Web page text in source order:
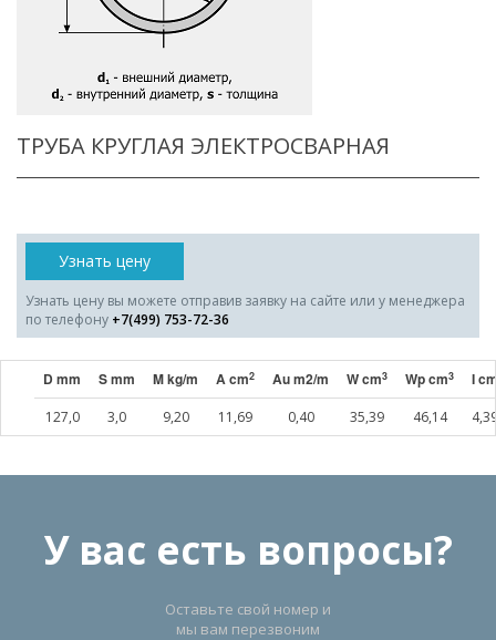
ТРУБА КРУГЛАЯ ЭЛЕКТРОСВАРНАЯ
Узнать цену
Узнать цену вы можете отправив заявку на сайте или у менеджера
по телефону +7(499) 753-72-36
D mm S mm M kg/m A cm2 Au m2/m W cm3 Wp cm3 I
127,0 3,0 9,20 11,69 0,40 35,39 46,14
У вас есть вопросы?
Оставьте свой номер и
мы вам перезвоним